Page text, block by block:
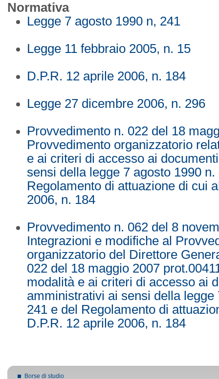
Normativa
Legge 7 agosto 1990 n, 241
Legge 11 febbraio 2005, n. 15
D.P.R. 12 aprile 2006, n. 184
Legge 27 dicembre 2006, n. 296
Provvedimento n. 022 del 18
Provvedimento organizzatorio
e ai criteri di accesso ai
sensi della legge 7 agosto 1990 n.
Regolamento di attuazione di cui
2006, n. 184
Provvedimento n. 062 del 8
Integrazioni e modifiche al
organizzatorio del Direttore
022 del 18 maggio 2007
modalità e ai criteri di accesso ai
amministrativi ai sensi della legge
241 e del Regolamento di
D.P.R. 12 aprile 2006, n. 184
Borse di studio